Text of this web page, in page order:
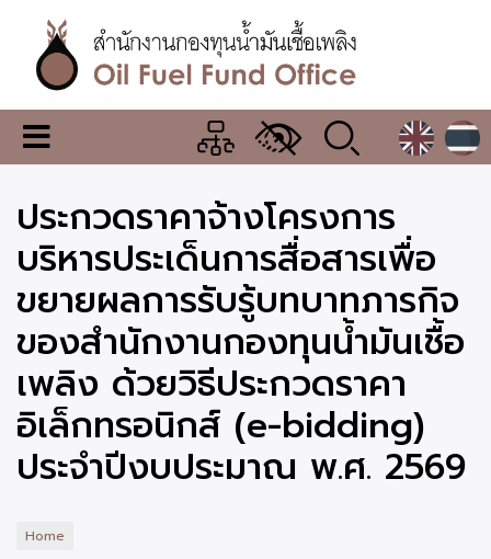
content
สำนักงาน
กองทุน
น้ำมัน
เชื้อ
เพลิง
เมนู
เปลี่ยน
แสดง
ผล
ประกวดราคาจ้างโครงการ
บริหารประเด็นการสื่อสารเพื่อ
ขยายผลการรับรู้บทบาทภารกิจ
ของสำนักงานกองทุนน้ำมันเชื้อ
เพลิง ด้วยวิธีประกวดราคา
อิเล็กทรอนิกส์ (e-bidding)
ประจำปีงบประมาณ พ.ศ. 2569
Home